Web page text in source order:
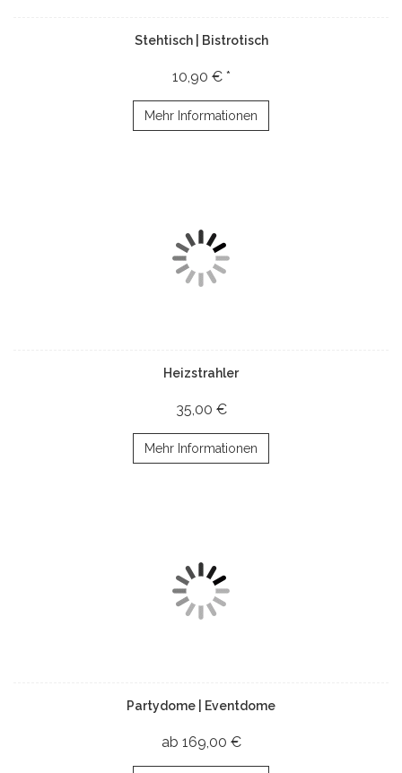
Stehtisch | Bistrotisch
10,90 € *
Mehr Informationen
Heizstrahler
35,00 €
Mehr Informationen
Partydome | Eventdome
ab 169,00 €